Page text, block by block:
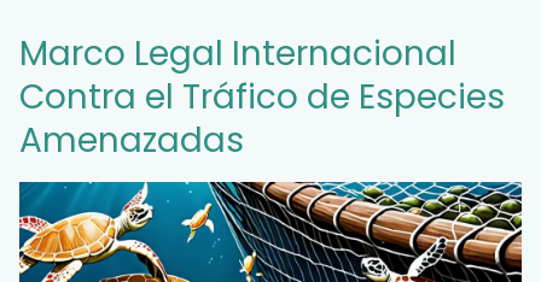
Marco Legal Internacional
Contra el Tráfico de Especies
Amenazadas